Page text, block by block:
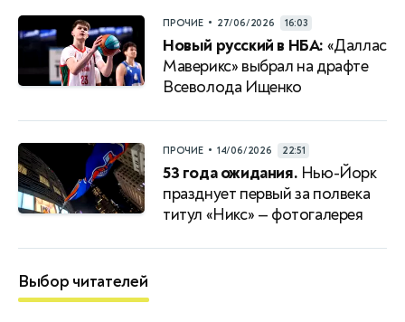
ПРОЧИЕ • 27/06/2026 16:03
Новый русский в НБА: «Даллас
Маверикс» выбрал на драфте
Всеволода Ищенко
ПРОЧИЕ • 14/06/2026 22:51
53 года ожидания. Нью-Йорк
празднует первый за полвека
титул «Никс» — фотогалерея
Выбор читателей